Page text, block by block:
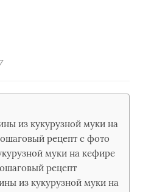
из кукурузной муки на
рецепт с фото
муки на кефире
рецепт
из кукурузной муки на